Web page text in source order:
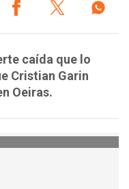
caída que lo
Cristian Garin
Oeiras.